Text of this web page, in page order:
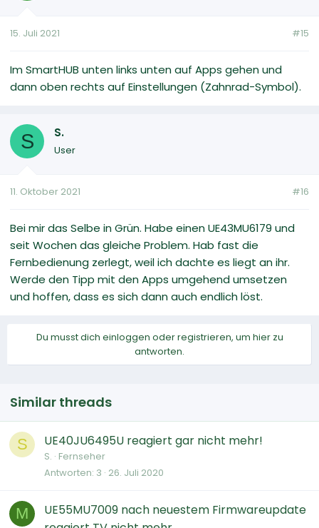
15. Juli 2021 #15
Im SmartHUB unten links unten auf Apps gehen und
dann oben rechts auf Einstellungen (Zahnrad-Symbol).
S S.
User
11. Oktober 2021 #16
Bei mir das Selbe in Grün. Habe einen UE43MU6179 und
seit Wochen das gleiche Problem. Hab fast die
Fernbedienung zerlegt, weil ich dachte es liegt an ihr.
Werde den Tipp mit den Apps umgehend umsetzen
und hoffen, dass es sich dann auch endlich löst.
Du musst dich einloggen oder registrieren, um hier zu
antworten.
Similar threads
S UE40JU6495U reagiert gar nicht mehr!
S. Fernseher
Antworten 3 26. Juli 2020
M
UE55MU7009 nach neuestem Firmwareupdate